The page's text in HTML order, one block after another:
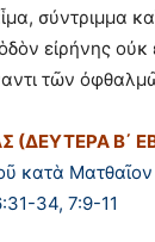
σύντριμμα
εἰρήνης
τῶν
(ΔΕΥΤΕΡΑ Β΄
κατὰ Ματθαῖον
34, 7:9-11